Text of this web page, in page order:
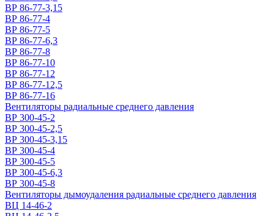
ВР 86-77-3,15
ВР 86-77-4
ВР 86-77-5
ВР 86-77-6,3
ВР 86-77-8
ВР 86-77-10
ВР 86-77-12
ВР 86-77-12,5
ВР 86-77-16
Вентиляторы радиальные среднего давления
ВР 300-45-2
ВР 300-45-2,5
ВР 300-45-3,15
ВР 300-45-4
ВР 300-45-5
ВР 300-45-6,3
ВР 300-45-8
Вентиляторы дымоудаления радиальные среднего давления
ВЦ 14-46-2